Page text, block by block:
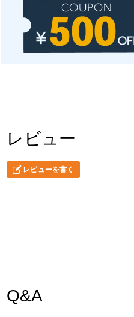
レビュー
レビューを書く
Q&A